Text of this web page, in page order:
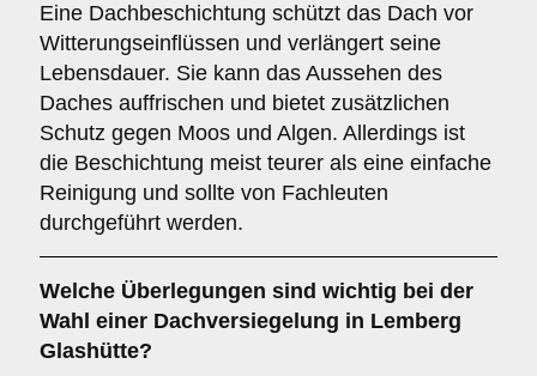
Eine Dachbeschichtung schützt das Dach vor
Witterungseinflüssen und verlängert seine
Lebensdauer. Sie kann das Aussehen des
Daches auffrischen und bietet zusätzlichen
Schutz gegen Moos und Algen. Allerdings ist
die Beschichtung meist teurer als eine einfache
Reinigung und sollte von Fachleuten
durchgeführt werden.
Welche Überlegungen sind wichtig bei der
Wahl einer Dachversiegelung in Lemberg
Glashütte?